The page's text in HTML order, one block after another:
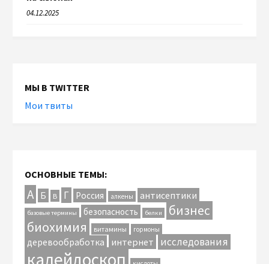
04.12.2025
МЫ В TWITTER
Мои твиты
ОСНОВНЫЕ ТЕМЫ:
А Б В Г Россия алкены антисептики
базовые термины безопасность белки бизнес
биохимия витамины гормоны
деревообработка интернет исследования
калейдоскоп